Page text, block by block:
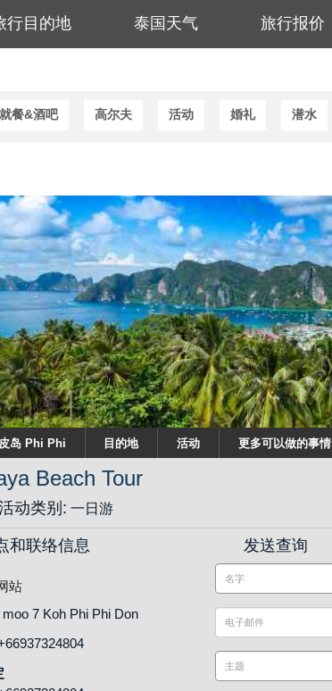
行目的地 泰国天气 旅行报价
就餐&酒吧 高尔夫 活动 婚礼 潜水
岛 Phi Phi 目的地 活动 更多可以做的事情
Beach Tour
动类别: 一日游
和联络信息
站
moo 7 Koh Phi Phi Don
发送查询